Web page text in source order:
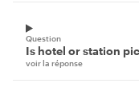
Question
Is hotel or station
voir la réponse